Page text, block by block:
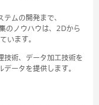
ムの開発まで、
のノウハウは、2Dから
います。
技術、データ加工技術を
ータを提供します。